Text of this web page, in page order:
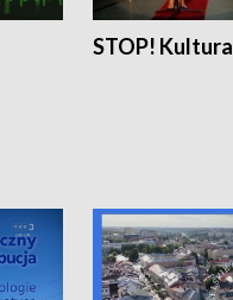
STOP! Kultura